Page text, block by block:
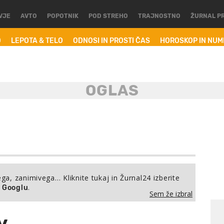
LEPOTA & TELO ODNOSI IN PROSTI ČAS HOROSKOP IN
AVTO POPOTNIK POD STREHO TRAJNOSTNO ŽURNAL
zanimivega… Kliknite tukaj in Žurnal24 izberite
.
Sem že izbral